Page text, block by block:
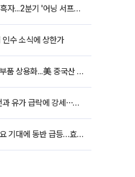
고려아연, 106분기 연속 흑자...2분기 '어닝 서프라이즈'에 장 초반 12%대 강세
수 소식에 상한가
우리로, 광트랜시버 필수 부품 상용화...美 중국산 퇴출 추진에 상승세
항공주, 美·이란 협상 진전과 유가 급락에 강세⋯한진칼 8%↑
AI 전력주, 데이터센터 수요 기대에 동반 급등…효성중공업 10%↑